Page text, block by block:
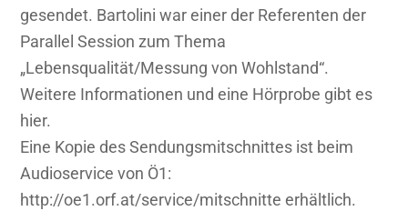
gesendet. Bartolini war einer der Referenten der
Parallel Session zum Thema
„Lebensqualität/Messung von Wohlstand“.
Weitere Informationen und eine Hörprobe gibt es
hier.
Eine Kopie des Sendungsmitschnittes ist beim
Audioservice von Ö1:
http://oe1.orf.at/service/mitschnitte erhältlich.